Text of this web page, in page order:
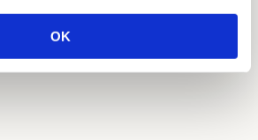
cookies vind u in onsCookie
OK
Gidsen & entrees